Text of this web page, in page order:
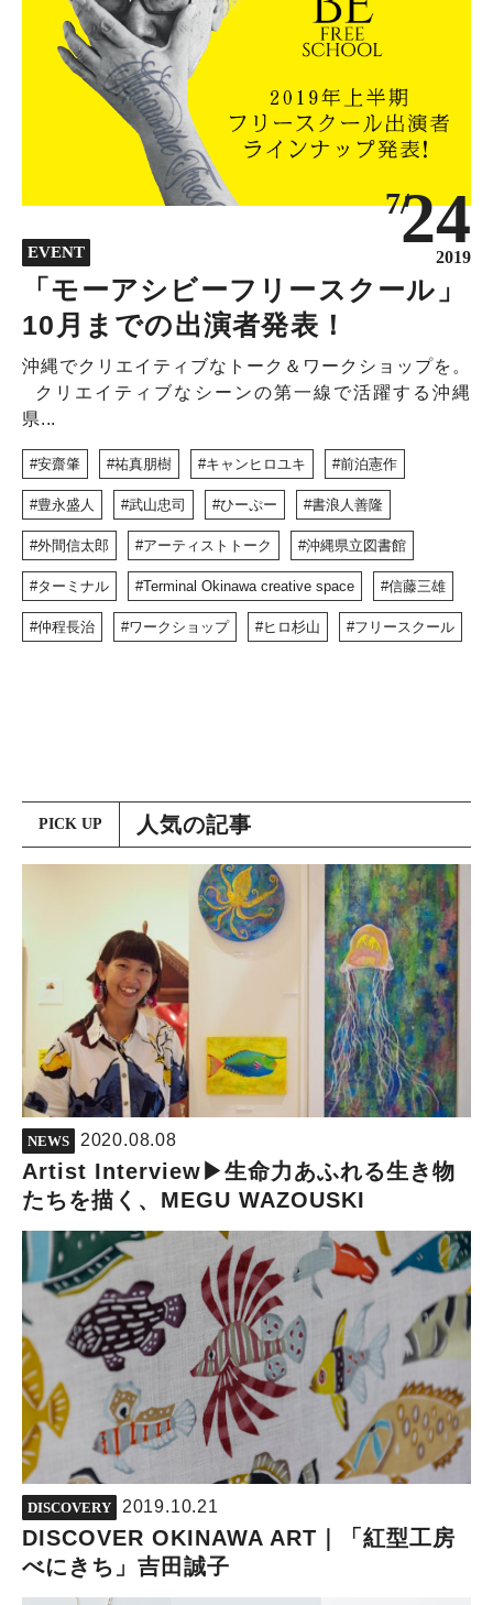
EVENT
7/24
2019
「モーアシビーフリースクール」
10月までの出演者発表！
沖縄でクリエイティブなトーク＆ワークショップを。
クリエイティブなシーンの第一線で活躍する沖縄
県...
安齋肇 祐真朋樹 キャンヒロユキ 前泊憲作
豊永盛人 武山忠司 ひーぷー 書浪人善隆
外間信太郎 アーティストトーク 沖縄県立図書館
ターミナル Terminal Okinawa creative space 信藤三雄
仲程長治 ワークショップ ヒロ杉山 フリースクール
人気の記事
PICK UP
NEWS 2020.08.08
Artist Interview▶︎生命力あふれる生き物
たちを描く、MEGU WAZOUSKI
DISCOVERY 2019.10.21
DISCOVER OKINAWA ART｜「紅型工房
べにきち」吉田誠子